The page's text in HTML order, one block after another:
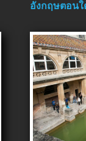
อังกฤษตอนใ